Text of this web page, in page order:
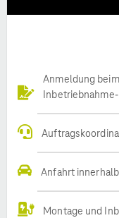
Anmeldung
Anfahrt
Montage und